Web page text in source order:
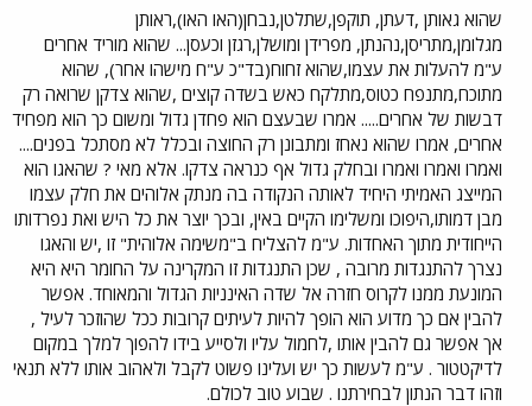
שהוא גאותן ,דעתן, תוקפן,שתלטן,נבחן(האו האו),ראותן
מגלומן,מתריסן,נהנתן, מפרידן ומושלן,רגזן וכעסן... שהוא מוריד אחרים
ע"מ להעלות את עצמו,שהוא זחוח(בד"כ ע"ח מישהו אחר), שהוא
מתוכח,מתנפח כטוס,מתלקח כאש בשדה קוצים ,שהוא צדקן שרואה רק
דבשות של אחרים..... אמרו שבעצם הוא פחדן גדול ומשום כך הוא מפחיד
אחרים, אמרו שהוא נאחז ומתבונן רק החוצה ובכלל לא מסתכל בפנים....
ואמרו ואמרו ואמרו ובחלק גדול אף כנראה צדקו. אלא מאי ? שהאגו הוא
המייצג האמיתי היחיד לאותה הנקודה בה מנתק אלוהים את חלק עצמו
מבן דמותו,היפוכו ומשלימו הקיים באין, ובכך יוצר את כל היש ואת נפרדותו
הייחודית מתוך האחדות. ע"מ להצליח ב"משימה אלוהית" זו ,יש והאגו
נצרך להתנגדות מרובה , שכן התנגדות זו המקרינה על החומר היא היא
המונעת ממנו לקרוס חזרה אל שדה האינניות הגדול והמאוחד. אפשר
להבין אם כך מדוע הוא הופך להיות לעיתים קרובות ככל שהוזכר לעיל ,
אך אפשר גם להבין אותו ,לחמול עליו ולסייע בידו להפוך למלך במקום
לדיקטטור . ע"מ לעשות כך יש ועלינו פשוט לקבל ולאהוב אותו ללא תנאי
וזהו דבר הנתון לבחירתנו . שבוע טוב לכולם.